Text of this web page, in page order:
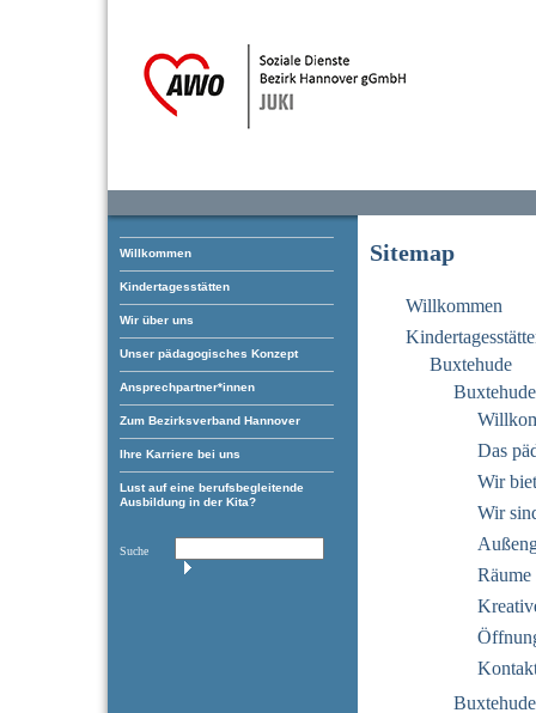
Willkommen
Kindertagesstätten
Wir über uns
Unser pädagogisches Konzept
Ansprechpartner*innen
Zum Bezirksverband Hannover
Ihre Karriere bei uns
Lust auf eine berufsbegleitende
Ausbildung in der Kita?
Suche
Sitemap
Willkommen
Buxtehude
Das
Wir
Wir
Räume